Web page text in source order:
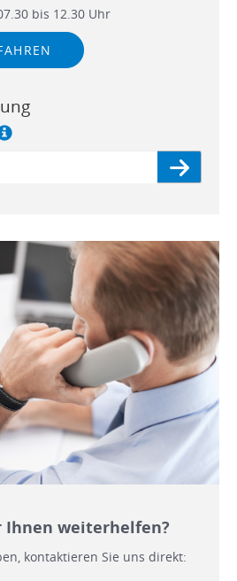
bis 12.30 Uhr
Ihnen weiterhelfen?
kontaktieren Sie uns direkt: